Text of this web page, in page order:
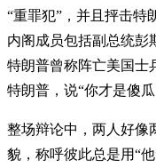
“重罪犯”，并且抨击特
内阁成员包括副总统彭
特朗普曾称阵亡美国士
特朗普，说“你才是傻瓜
整场辩论中，两人好像
貌，称呼彼此总是用“